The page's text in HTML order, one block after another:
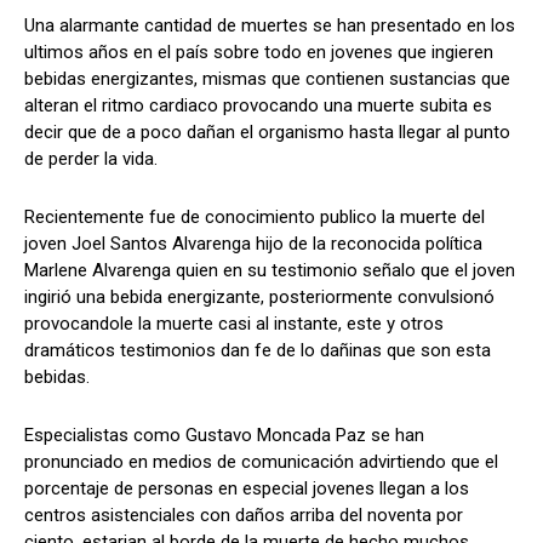
Comparta
Facebook X WhatsApp
Síganos
Comparta
Facebook X WhatsApp
Síganos
Una alarmante cantidad de muertes se han presentado en los
ultimos años en el país sobre todo en jovenes que ingieren
bebidas energizantes, mismas que contienen sustancias que
alteran el ritmo cardiaco provocando una muerte subita es
decir que de a poco dañan el organismo hasta llegar al punto
de perder la vida.
Recientemente fue de conocimiento publico la muerte del
joven Joel Santos Alvarenga hijo de la reconocida política
Marlene Alvarenga quien en su testimonio señalo que el joven
ingirió una bebida energizante, posteriormente convulsionó
provocandole la muerte casi al instante, este y otros
dramáticos testimonios dan fe de lo dañinas que son esta
bebidas.
Especialistas como Gustavo Moncada Paz se han
pronunciado en medios de comunicación advirtiendo que el
porcentaje de personas en especial jovenes llegan a los
centros asistenciales con daños arriba del noventa por